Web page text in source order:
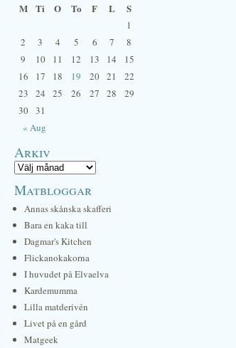
M Ti O To F L S
« Aug
1
2
3 4 5 6 7
8
9
10 11 12 13 14
15
16
17 18 19 20 21
22
23
24 25 26 27 28
29
30 31
Arkiv
Matbloggar
Annas skånska skafferi
Bara en kaka till
Dagmar's Kitchen
Flickanokakorna
I huvudet på Elvaelva
Kardemumma
Lilla matderivén
Livet på en gård
Matgeek